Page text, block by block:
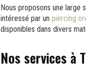
Nous proposons une large
intéressé par un piercing
disponibles dans divers
Nos services à